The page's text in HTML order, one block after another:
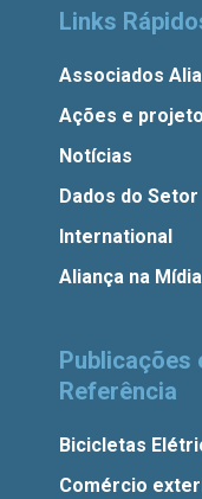
Links
Associados
Ações e
Notícias
Dados do Setor
International
Aliança na Mídia
Publicações
Referência
Bicicletas
Comércio